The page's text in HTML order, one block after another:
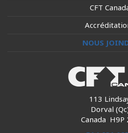
CFT
NOUS
113
Dorval
Canada H9P